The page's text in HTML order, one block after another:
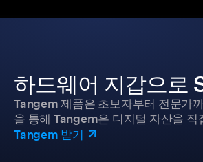
하드웨어 지갑으로
Tangem 제품은 초보자부터 전문가
을 통해 Tangem은 디지털 자산을
Tangem 받기